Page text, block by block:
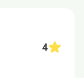
4